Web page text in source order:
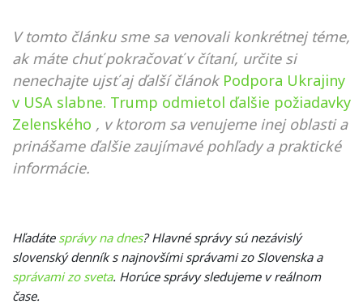
V tomto článku sme sa venovali konkrétnej téme,
ak máte chuť pokračovať v čítaní, určite si
nenechajte ujsť aj ďalší článok Podpora Ukrajiny
v USA slabne. Trump odmietol ďalšie požiadavky
Zelenského , v ktorom sa venujeme inej oblasti a
prinášame ďalšie zaujímavé pohľady a praktické
informácie.
Hľadáte správy na dnes? Hlavné správy sú nezávislý
slovenský denník s najnovšími správami zo Slovenska a
správami zo sveta. Horúce správy sledujeme v reálnom
čase.